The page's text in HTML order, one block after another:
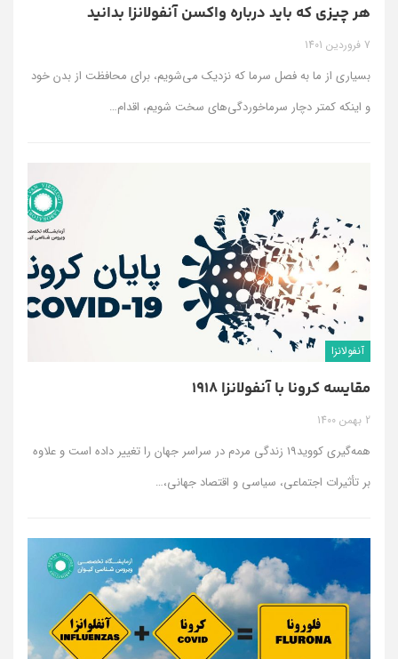
هر چیزی که باید درباره واکسن آنفولانزا بدانید
7 فروردین 1401
بسیاری از ما به فصل سرما که نزدیک می‌شویم، برای محافظت از بدن خود
و اینکه کمتر دچار سرماخوردگی‌های سخت شویم، اقدام…
آنفولانزا
مقایسه کرونا با آنفولانزا 1918
2 بهمن 1400
همه‌گیری کووید19 زندگی مردم در سراسر جهان را تغییر داده است و علاوه
بر تأثیرات اجتماعی، سیاسی و اقتصاد جهانی،…